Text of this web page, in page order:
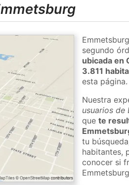
segundo
ubicada en
3.811
esta página.
Nuestra
usuarios de
quete
tu
habitantes,
conocer si